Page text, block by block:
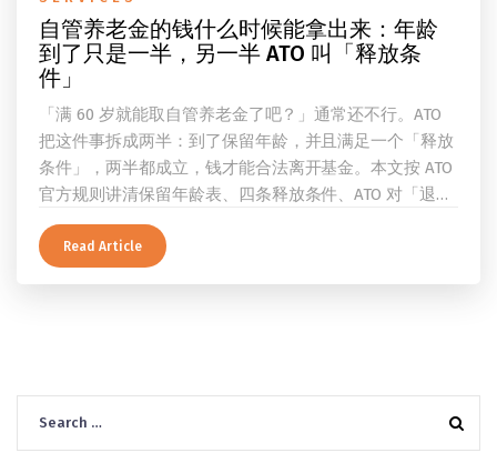
自管养老金的钱什么时候能拿出来：年龄
到了只是一半，另一半 ATO 叫「释放条
件」
「满 60 岁就能取自管养老金了吧？」通常还不行。ATO
把这件事拆成两半：到了保留年龄，并且满足一个「释放
条件」，两半都成立，钱才能合法离开基金。本文按 ATO
官方规则讲清保留年龄表、四条释放条件、ATO 对「退
休」的两档定义、一次性提取与养老金流的差别、60 岁
及以上的预扣税率，以及提前取钱在成员端与受托人端各
自的后果。
Read Article
for: